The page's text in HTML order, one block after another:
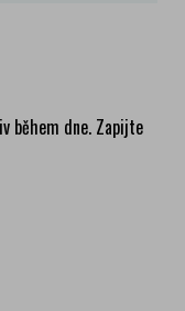
během dne. Zapijte